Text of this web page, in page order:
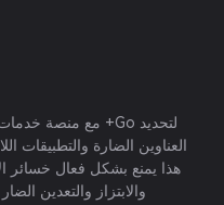
العناوين الضارة والتطبيقات
هذا يمنع بشكل فعال خسائر
والابتزاز والتعدين